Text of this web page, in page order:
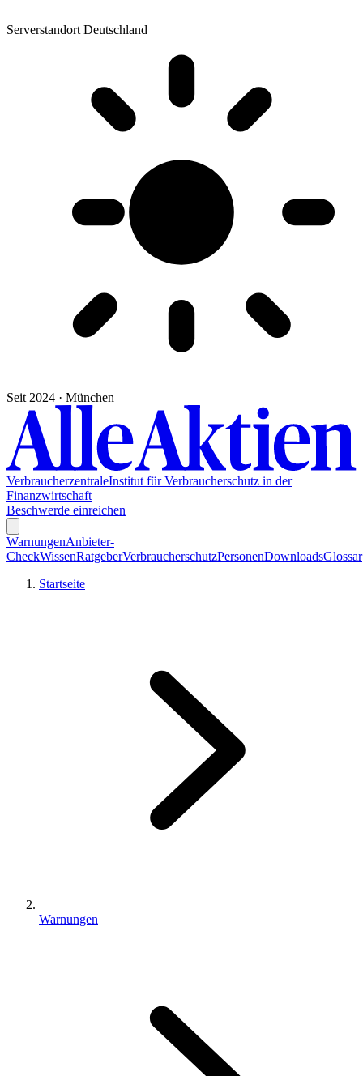
Serverstandort Deutschland
Seit 2024 · München
VerbraucherzentraleInstitut für Verbraucherschutz in der
Finanzwirtschaft
Beschwerde einreichen
WarnungenAnbieter-
CheckWissenRatgeberVerbraucherschutzPersonenDownloadsGlossar
Startseite
Warnungen